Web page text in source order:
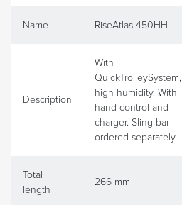
Name RiseAtlas 450HH
Description
With
QuickTrolleySystem,
high humidity. With
hand control and
charger. Sling bar
ordered separately.
Total
length
266 mm